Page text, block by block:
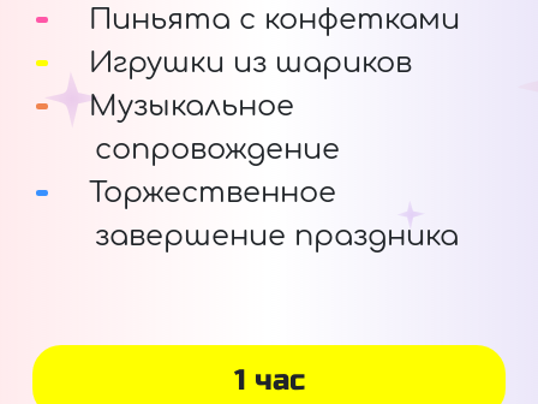
Пиньята с конфетками
Игрушки из шариков
Музыкальное
сопровождение
Торжественное
завершение праздника
1 час